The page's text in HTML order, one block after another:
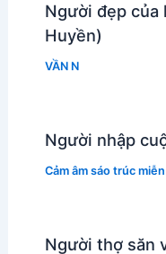
Người đẹp của
Huyền)
VẦN N
Người nhập
Cảm âm sáo trúc
Người thợ săn